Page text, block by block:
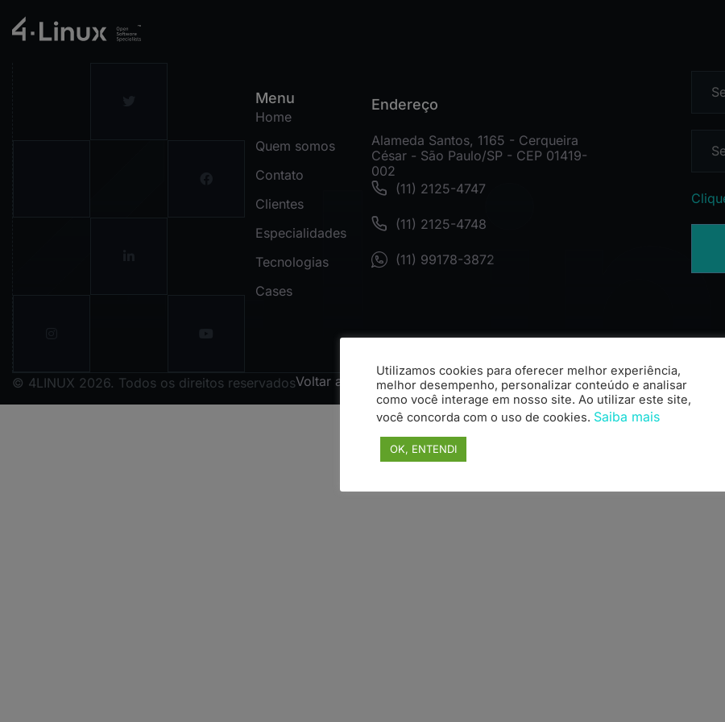
Menu
Home
Quem somos
Contato
Clientes
Especialidades
Tecnologias
Cases
Endereço
Alameda Santos, 1165 - Cerqueira
César - São Paulo/SP - CEP 01419-
002
(11) 2125-4747
(11) 2125-4748
(11) 99178-3872
© 4LINUX 2026. Todos os direitos reservadosVoltar ao topo
Utilizamos cookies para oferecer melhor experiência,
melhor desempenho, personalizar conteúdo e analisar
como você interage em nosso site. Ao utilizar este site,
você concorda com o uso de cookies. Saiba mais
OK, ENTENDI